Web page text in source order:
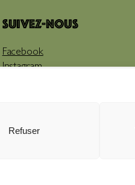
Refuser
Suivez-nous
Facebook
Instagram